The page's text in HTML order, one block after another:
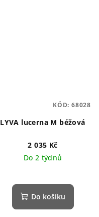
LYVA lucerna M béžová
2 035 Kč
Do 2 týdnů
Do košíku
KÓD: 68028